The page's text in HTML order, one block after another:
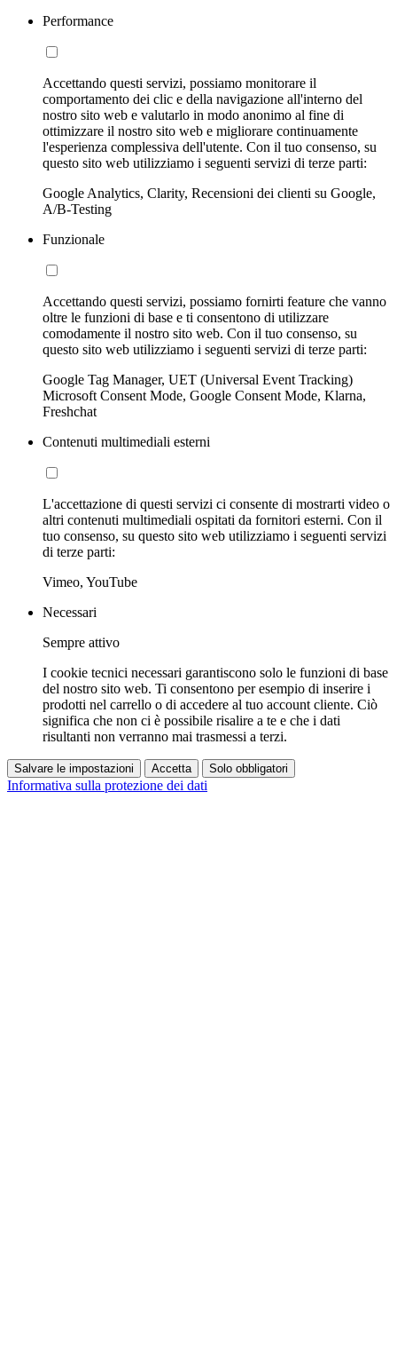
Performance
Accettando questi servizi, possiamo monitorare il
comportamento dei clic e della navigazione all'interno del
nostro sito web e valutarlo in modo anonimo al fine di
ottimizzare il nostro sito web e migliorare continuamente
l'esperienza complessiva dell'utente. Con il tuo consenso, su
questo sito web utilizziamo i seguenti servizi di terze parti:
Google Analytics, Clarity, Recensioni dei clienti su Google,
A/B-Testing
Funzionale
Accettando questi servizi, possiamo fornirti feature che vanno
oltre le funzioni di base e ti consentono di utilizzare
comodamente il nostro sito web. Con il tuo consenso, su
questo sito web utilizziamo i seguenti servizi di terze parti:
Google Tag Manager, UET (Universal Event Tracking)
Microsoft Consent Mode, Google Consent Mode, Klarna,
Freshchat
Contenuti multimediali esterni
L'accettazione di questi servizi ci consente di mostrarti video o
altri contenuti multimediali ospitati da fornitori esterni. Con il
tuo consenso, su questo sito web utilizziamo i seguenti servizi
di terze parti:
Vimeo, YouTube
Necessari
Sempre attivo
I cookie tecnici necessari garantiscono solo le funzioni di base
del nostro sito web. Ti consentono per esempio di inserire i
prodotti nel carrello o di accedere al tuo account cliente. Ciò
significa che non ci è possibile risalire a te e che i dati
risultanti non verranno mai trasmessi a terzi.
Salvare le impostazioni Accetta Solo obbligatori
Informativa sulla protezione dei dati